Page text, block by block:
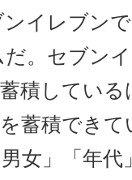
イレブン
。セブン
積してい
蓄積でき
女」「年